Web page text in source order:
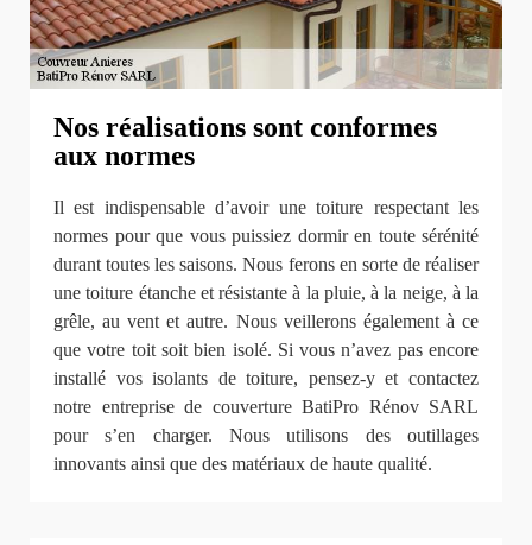
Nos réalisations sont conformes
aux normes
Il est indispensable d’avoir une toiture respectant les
normes pour que vous puissiez dormir en toute sérénité
durant toutes les saisons. Nous ferons en sorte de réaliser
une toiture étanche et résistante à la pluie, à la neige, à la
grêle, au vent et autre. Nous veillerons également à ce
que votre toit soit bien isolé. Si vous n’avez pas encore
installé vos isolants de toiture, pensez-y et contactez
notre entreprise de couverture BatiPro Rénov SARL
pour s’en charger. Nous utilisons des outillages
innovants ainsi que des matériaux de haute qualité.